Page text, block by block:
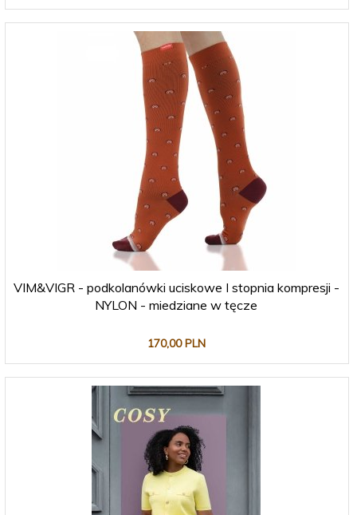
VIM&VIGR - podkolanówki uciskowe I stopnia kompresji -
NYLON - miedziane w tęcze
170,00 PLN